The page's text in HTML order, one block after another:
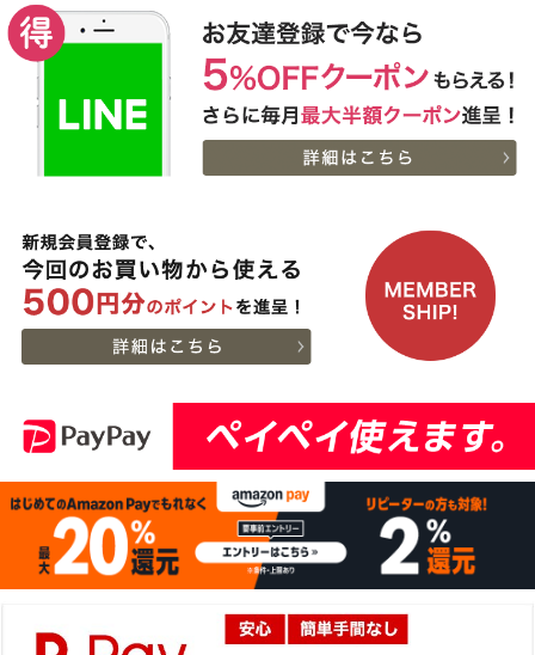
9
22:23:00
円 しゃぶしゃぶ（バラ・
プレミアム霜降りもも）
400g
2026-
08-06
21:40:00
熊本県
神戸牛カタログギフト
８千円
11
08-06
兵庫県
神戸牛カタログギフト
12
08-06
兵庫県
【送料無料】[ギフト]A5
等級神戸牛ハンバーグス
テーキ 150ｇ×5個
2026-
08-06
17:45:00
栃木県
[ギフト] A5等級神戸牛
ランプすきやき 200ｇ~
14
2026-
08-06
15:51:00
千葉県
[ギフト] A5等級神戸牛
ランプステーキ 200ｇ
~1kg
15
2026-
08-06
15:51:00
千葉県
[ギフト] A5等級神戸牛
イチボステーキ 150ｇ(1
枚)
13:58:00
プレミアムセット（プレ
ミアムロース[200g]・プ